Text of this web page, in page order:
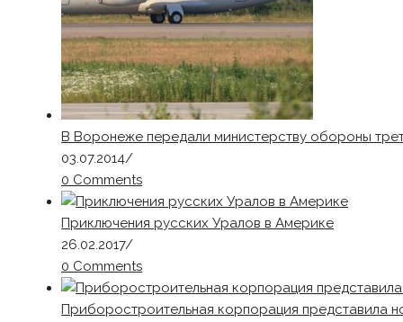
В Воронеже передали министерству обороны
03.07.2014/
0 Comments
Приключения русских Уралов в Америке
26.02.2017/
0 Comments
Приборостроительная корпорация представила